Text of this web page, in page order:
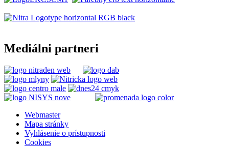
Mediálni partneri
Webmaster
Mapa stránky
Vyhlásenie o prístupnosti
Cookies